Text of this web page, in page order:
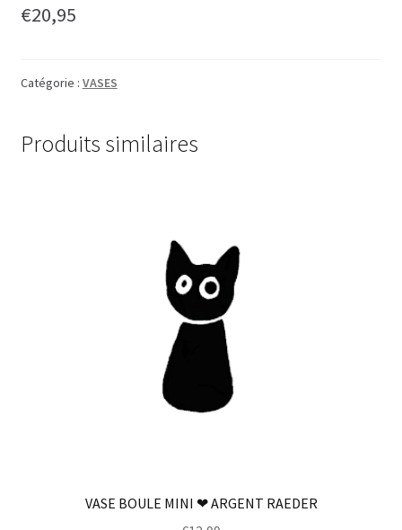
€20,95
Catégorie : VASES
Produits similaires
VASE BOULE MINI ❤ ARGENT RAEDER